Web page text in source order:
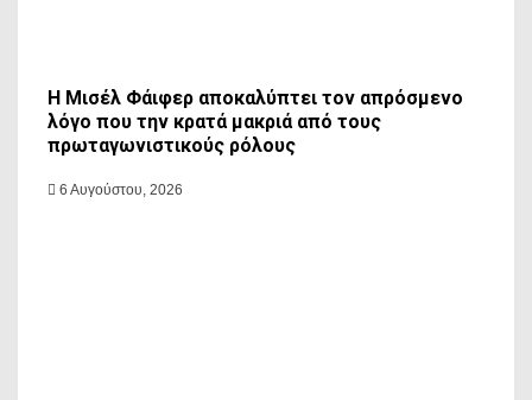
Η Μισέλ Φάιφερ αποκαλύπτει τον απρόσμενο
λόγο που την κρατά μακριά από τους
πρωταγωνιστικούς ρόλους
6 Αυγούστου, 2026